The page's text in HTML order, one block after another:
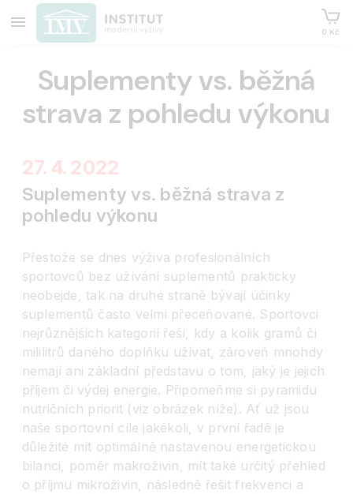
0 Kč
Suplementy vs. běžná
strava z pohledu výkonu
27. 4. 2022
Suplementy vs. běžná strava z
pohledu výkonu
Přestože se dnes výživa profesionálních
sportovců bez užívání suplementů prakticky
neobejde, tak na druhé straně bývají účinky
suplementů často velmi přeceňované. Sportovci
nejrůznějších kategorií řeší, kdy a kolik gramů či
mililitrů daného doplňku užívat, zároveň mnohdy
nemají ani základní představu o tom, jaký je jejich
příjem či výdej energie. Připomeňme si pyramidu
nutričních priorit (viz obrázek níže). Ať už jsou
naše sportovní cíle jakékoli, v první řadě je
důležité mít optimálně nastavenou energetickou
bilanci, poměr makroživin, mít také určitý přehled
o příjmu mikroživin, následně řešit frekvenci a